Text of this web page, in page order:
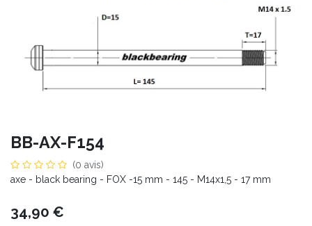
BB-AX-F154
(0 avis)
axe - black bearing - FOX -15 mm - 145 - M14x1,5 - 17 mm
34,90 €